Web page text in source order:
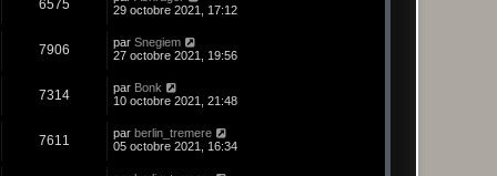
6575
29 octobre 2021, 17:12
7906 par Snegiem
27 octobre 2021, 19:56
7314 par Bonk
10 octobre 2021, 21:48
7611 par berlin_tremere
05 octobre 2021, 16:34